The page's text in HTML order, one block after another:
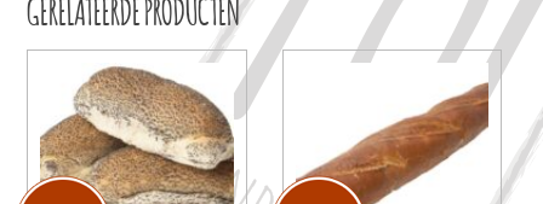
GERELATEERDE PRODUCTEN